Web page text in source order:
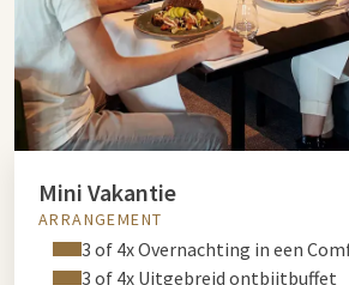
Mini Vakantie
ARRANGEMENT
3 of 4x Overnachting in een
3 of 4x Uitgebreid ontbijtbuffet